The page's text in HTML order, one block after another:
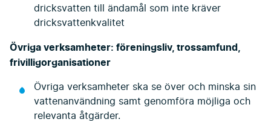
dricksvatten till ändamål som inte kräver
dricksvattenkvalitet
Övriga verksamheter: föreningsliv, trossamfund,
frivilligorganisationer
Övriga verksamheter ska se över och minska sin
vattenanvändning samt genomföra möjliga och
relevanta åtgärder.